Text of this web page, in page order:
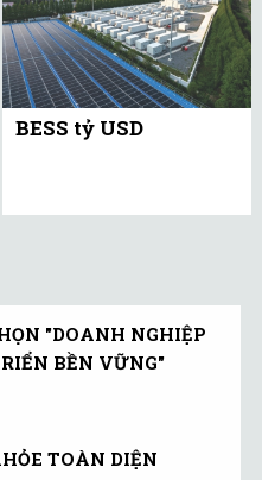
BESS tỷ USD
"DOANH NGHIỆP
BỀN VỮNG"
TOÀN DIỆN